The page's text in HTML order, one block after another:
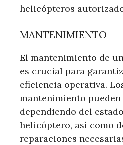
helicópteros
MANTENIMIENTO
El mantenimiento de
es crucial para
eficiencia operativa.
mantenimiento
dependiendo del
helicóptero, así como
reparaciones